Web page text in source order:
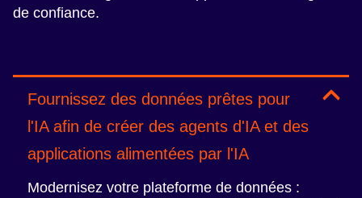
de confiance.
Fournissez des données prêtes pour
l'IA afin de créer des agents d'IA et des
applications alimentées par l'IA
Modernisez votre plateforme de données :